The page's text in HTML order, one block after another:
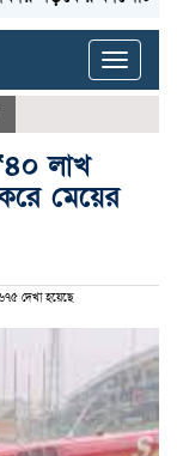
Toggle
লাখ
মেয়ের
দেখা হয়েছে